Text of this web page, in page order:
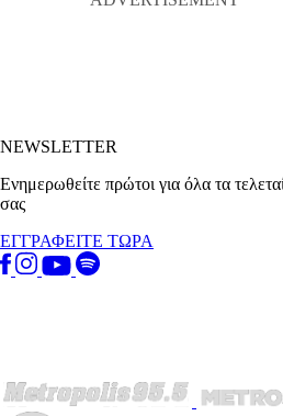
NEWSLETTER
Ενημερωθείτε πρώτοι για όλα τα
σας
ΕΓΓΡΑΦΕΙΤΕ ΤΩΡΑ